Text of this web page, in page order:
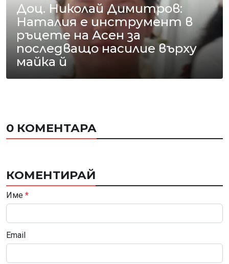
Доц. Николай Димитров:
Наталия е инструмент в
ръцете на Асен за
последващо насилие върху
майка й
0 КОМЕНТАРА
КОМЕНТИРАЙ
Име *
Email